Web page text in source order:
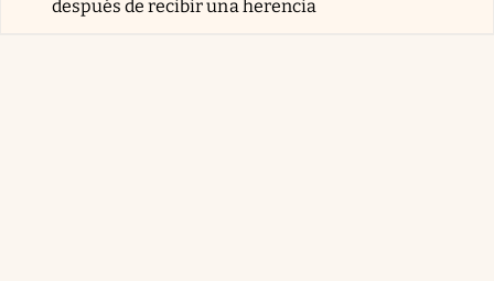
después de recibir una herencia